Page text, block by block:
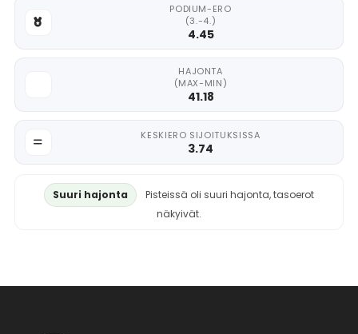
PODIUM-ERO
(3.-4.)
4.45
HAJONTA
(MAX-MIN)
41.18
KESKIERO SIJOITUKSISSA
3.74
Suuri hajonta
Pisteissä oli suuri hajonta, tasoerot
näkyivät.